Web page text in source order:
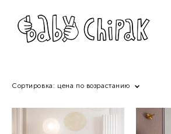
Сортировка: цена по возрастанию